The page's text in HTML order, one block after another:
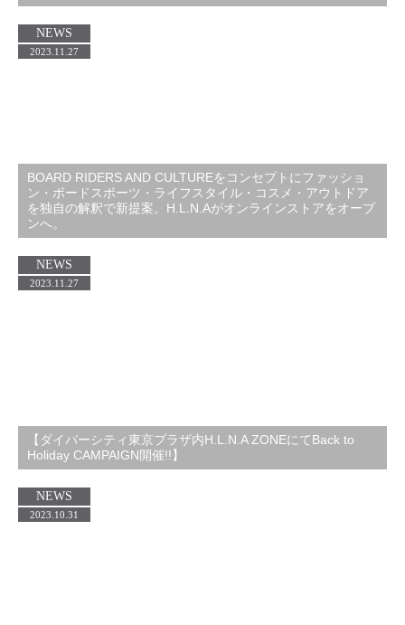
BOARD RIDERS AND CULTUREをコンセプトにファッショ
ン・ボードスポーツ・ライフスタイル・コスメ・アウトドア
を独自の解釈で新提案。H.L.N.Aがオンラインストアをオープ
ンへ。
NEWS
2023.11.27
【ダイバーシティ東京プラザ内H.L.N.A ZONEにてBack to
Holiday CAMPAIGN開催!!】
NEWS
2023.11.27
NEWS
2023.10.31